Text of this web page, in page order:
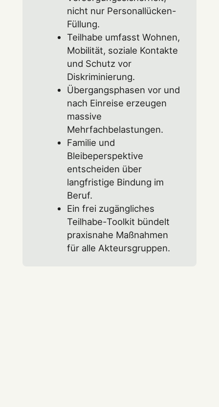
nicht nur Personallücken-
Füllung.
Teilhabe umfasst Wohnen,
Mobilität, soziale Kontakte
und Schutz vor
Diskriminierung.
Übergangsphasen vor und
nach Einreise erzeugen
massive
Mehrfachbelastungen.
Familie und
Bleibeperspektive
entscheiden über
langfristige Bindung im
Beruf.
Ein frei zugängliches
Teilhabe-Toolkit bündelt
praxisnahe Maßnahmen
für alle Akteursgruppen.